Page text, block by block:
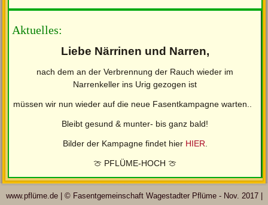
Aktuelles:
Liebe Närrinen und Narren,
nach dem an der Verbrennung der Rauch wieder im
Narrenkeller ins Urig gezogen ist
müssen wir nun wieder auf die neue Fasentkampagne warten..
Bleibt gesund & munter- bis ganz bald!
Bilder der Kampagne findet hier HIER
🍈 PFLÜME-HOCH 🍈
www.pflüme.de | © Fasentgemeinschaft Wagestadter Pflüme - Nov. 2017 |